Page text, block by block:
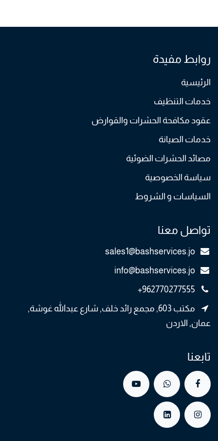
روابط مفيدة
الرئيسية
خدمات التنظيف
عقود مكافحة الحشرات والقوارض
خدمات الصيانة
مصائد الحشرات الضوئية
سياسة الخصوصية
السياسات و الشروط
تواصل معنا
sales1@bashservices.jo
info@bashservices.jo
+962770277555
مكتب 603, مجمع رائد خلف, شارع عبدالله غوشة,
عمان, الاردن
تابعنا